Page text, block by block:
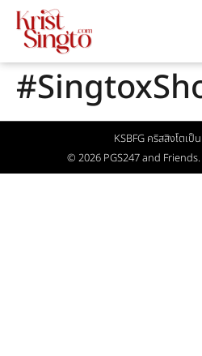
KSBFG คริสสิงโตเ
© 2026 PGS247and